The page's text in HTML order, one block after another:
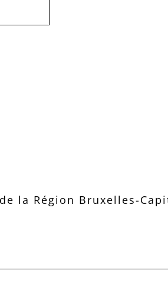
la Région Bruxelles-